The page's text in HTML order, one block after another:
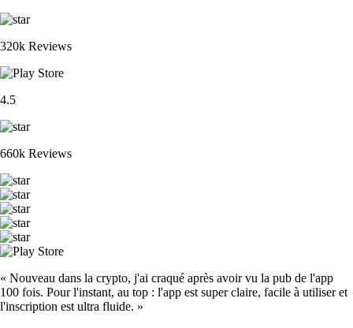
320k Reviews
4.5
660k Reviews
« Nouveau dans la crypto, j'ai craqué après avoir vu la pub de l'app
100 fois. Pour l'instant, au top : l'app est super claire, facile à utiliser et
l'inscription est ultra fluide. »